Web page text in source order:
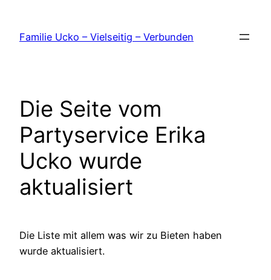
springen
Familie Ucko – Vielseitig – Verbunden
Die Seite vom
Partyservice Erika
Ucko wurde
aktualisiert
Die Liste mit allem was wir zu Bieten haben
wurde aktualisiert.